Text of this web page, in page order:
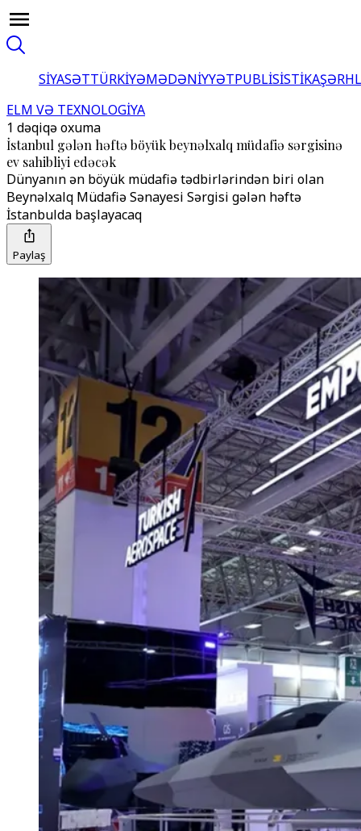
SİYASƏTTÜRKİYƏMƏDƏNİYYƏTPUBLİSİSTİKA
ELM VƏ TEXNOLOGİYA
1 dəqiqə oxuma
İstanbul gələn həftə böyük beynəlxalq müdafiə sərgisinə
ev sahibliyi edəcək
Dünyanın ən böyük müdafiə tədbirlərindən biri olan
Beynəlxalq Müdafiə Sənayesi Sərgisi gələn həftə
İstanbulda başlayacaq
Paylaş